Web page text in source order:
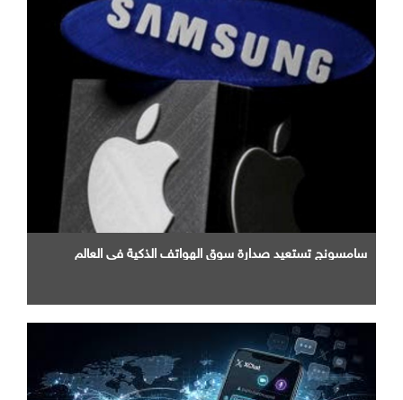
سامسونج تستعيد صدارة سوق الهواتف الذكية في العالم